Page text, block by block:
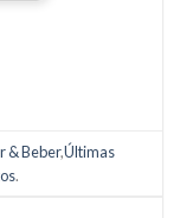
& Beber,Últimas
.